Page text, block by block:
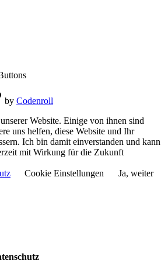
by Codenroll
Website. Einige von ihnen sind
uns helfen, diese Website und Ihr
Ich bin damit einverstanden und kann
mit Wirkung für die Zukunft
Cookie Einstellungen
Ja, weiter